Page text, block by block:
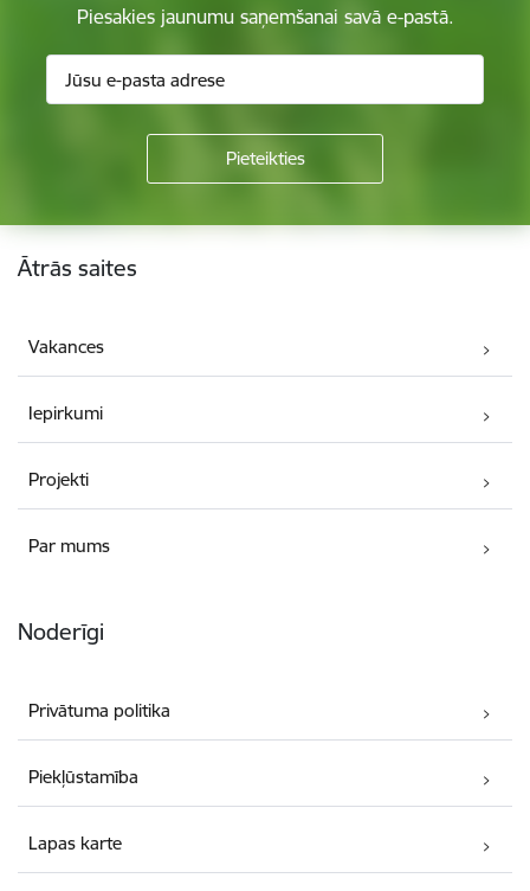
Piesakies jaunumu saņemšanai savā e-pastā.
Kājene
Ātrās saites
Vakances
Iepirkumi
Projekti
Par mums
Noderīgi
Privātuma politika
Piekļūstamība
Lapas karte